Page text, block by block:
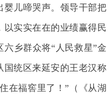
婴儿啼哭声。领导干部把
实实在在的业绩赢得民
六乡群众将“人民救星”金
国统区来延安的王老汉称
在福窖里了！”（《从湖